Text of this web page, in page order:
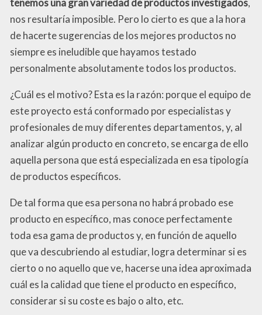
nos resultaría imposible. Pero lo cierto es que a la hora
de hacerte sugerencias de los mejores productos no
siempre es ineludible que hayamos testado
personalmente absolutamente todos los productos.
¿Cuál es el motivo? Esta es la razón: porque el equipo de
este proyecto está conformado por especialistas y
profesionales de muy diferentes departamentos, y, al
analizar algún producto en concreto, se encarga de ello
aquella persona que está especializada en esa tipología
de productos específicos.
De tal forma que esa persona no habrá probado ese
producto en específico, mas conoce perfectamente
toda esa gama de productos y, en función de aquello
que va descubriendo al estudiar, logra determinar si es
cierto o no aquello que ve, hacerse una idea aproximada
cuál es la calidad que tiene el producto en específico,
considerar si su coste es bajo o alto, etc.